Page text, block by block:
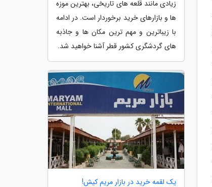
زیادی مانند قلعه های تاریخی، بهترین موزه
ها و بازارهای خرید برخوردار است. در ادامه
با زیباترین و مهم ترین مکان ها و جاذبه
های گردشگری کشور قطر آشنا خواهید شد.
یک لقمه خرید در بازار مریم کیش!